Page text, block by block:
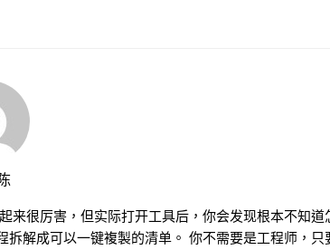
来很厉害，但实际打开工具后，你会发现根本不知道
解成可以一键複製的清单。 你不需要是工程师，只